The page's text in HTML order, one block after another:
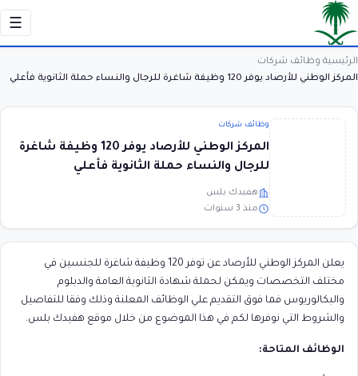
☰
الرئيسية وظائف شركات
المركز الوطني للأرصاد يوفر 120 وظيفة شاغرة للرجال والنساء حملة الثانوية فأعلي
وظائف شركات
المركز الوطني للأرصاد يوفر 120 وظيفة شاغرة
للرجال والنساء حملة الثانوية فأعلي
هفيدك بلس
منذ 3 سنوات
يعلن المركز الوطني للأرصاد عن توفر 120 وظيفة شاغرة للجنسين في
مختلف التخصصات ويمكن لحملة شهادة الثانوية العامة والدبلوم
والبكالوريوس فما فوق التقديم علي الوظائف المعلنة وذلك وفقا للتفاصيل
والشروط التي نوفرها لكم في هذا الموضوع من خلال موقع هفيدك بلس.
الوظائف المتاحة: